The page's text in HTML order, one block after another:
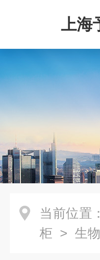
上海
当前位置：
柜 > 生